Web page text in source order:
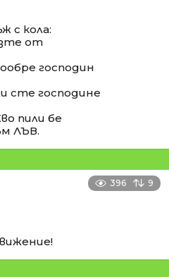
с кола:
от
господин
сте господине
пили бе
ЛЪВ.
396 9